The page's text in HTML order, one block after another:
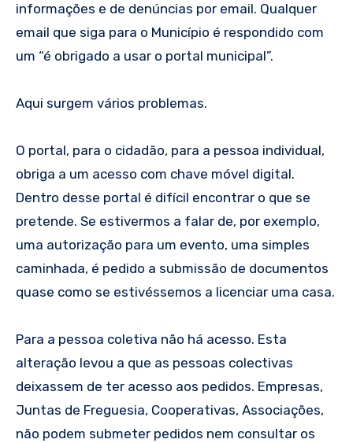
informações e de denúncias por email. Qualquer
email que siga para o Município é respondido com
um “é obrigado a usar o portal municipal”.
Aqui surgem vários problemas.
O portal, para o cidadão, para a pessoa individual,
obriga a um acesso com chave móvel digital.
Dentro desse portal é difícil encontrar o que se
pretende. Se estivermos a falar de, por exemplo,
uma autorização para um evento, uma simples
caminhada, é pedido a submissão de documentos
quase como se estivéssemos a licenciar uma casa.
Para a pessoa coletiva não há acesso. Esta
alteração levou a que as pessoas colectivas
deixassem de ter acesso aos pedidos. Empresas,
Juntas de Freguesia, Cooperativas, Associações,
não podem submeter pedidos nem consultar os